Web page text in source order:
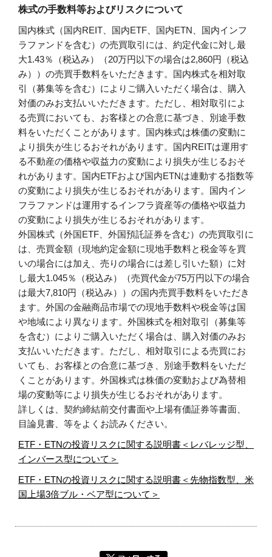
株式の手数料等およびリスクについて
国内株式（国内REIT、国内ETF、国内ETN、国内インフ
ラファンドを含む）の売買取引には、約定代金に対し最
大1.43％（税込み）（20万円以下の場合は2,860円（税込
み））の売買手数料をいただきます。国内株式を相対取
引（募集等を含む）によりご購入いただく場合は、購入
対価のみお支払いいただきます。ただし、相対取引によ
る売買においても、お客様との合意に基づき、別途手数
料をいただくことがあります。国内株式は株価の変動に
より損失が生じるおそれがあります。国内REITは運用す
る不動産の価格や収益力の変動により損失が生じるおそ
れがあります。国内ETFおよび国内ETNは連動する指数等
の変動により損失が生じるおそれがあります。国内イン
フラファンドは運用するインフラ資産等の価格や収益力
の変動により損失が生じるおそれがあります。
外国株式（外国ETF、外国預託証券を含む）の売買取引に
は、売買金額（現地約定金額に現地手数料と税金等を買
いの場合には加え、売りの場合には差し引いた額）に対
し最大1.045％（税込み）（売買代金が75万円以下の場合
は最大7,810円（税込み））の国内売買手数料をいただき
ます。外国の金融商品市場での現地手数料や税金等は国
や地域により異なります。外国株式を相対取引（募集等
を含む）によりご購入いただく場合は、購入対価のみお
支払いいただきます。ただし、相対取引による売買にお
いても、お客様との合意に基づき、別途手数料をいただ
くことがあります。外国株式は株価の変動および為替相
場の変動等により損失が生じるおそれがあります。
詳しくは、契約締結前交付書面や上場有価証券等書面、
目論見書、等をよくお読みください。
ETF・ETNの投資リスクに関する説明書＜レバレッジ型、
インバース型について＞
ETF・ETNの投資リスクに関する説明書＜先物指数型、米
国上場3倍ブル・ベア型について＞